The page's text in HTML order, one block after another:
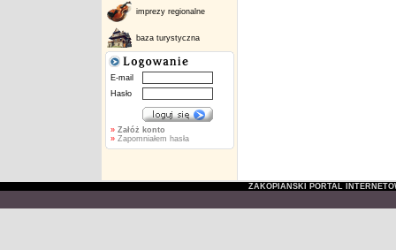
imprezy regionalne
baza turystyczna
E-mail
Hasło
» Załóż konto
»Zapomniałem hasła
ZAKOPIAŃSKI PORTAL